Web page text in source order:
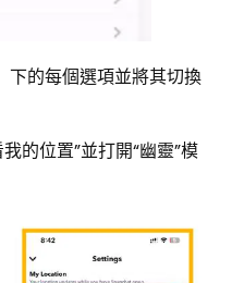
下的每個選項並將其切換
的位置”並打開“幽靈”模